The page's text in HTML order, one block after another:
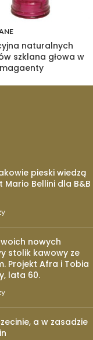
naturalnych
szklana głowa w
pieski wiedzą
Bellini dla B&B
nowych
stolik kawowy ze
Projekt Afra i Tobia
lata 60.
a w zasadzie